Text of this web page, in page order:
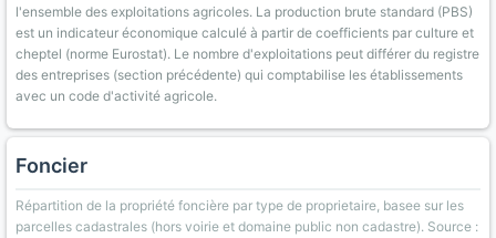
l'ensemble des exploitations agricoles. La production brute standard (PBS)
est un indicateur économique calculé à partir de coefficients par culture et
cheptel (norme Eurostat). Le nombre d'exploitations peut différer du registre
des entreprises (section précédente) qui comptabilise les établissements
avec un code d'activité agricole.
Foncier
Répartition de la propriété foncière par type de proprietaire, basee sur les
parcelles cadastrales (hors voirie et domaine public non cadastre). Source :